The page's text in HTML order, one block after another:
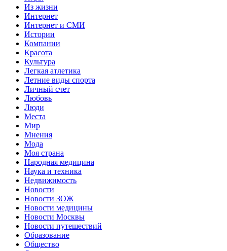
Из жизни
Интернет
Интернет и СМИ
Истории
Компании
Красота
Культура
Легкая атлетика
Летние виды спорта
Личный счет
Любовь
Люди
Места
Мир
Мнения
Мода
Моя страна
Народная медицина
Наука и техника
Недвижимость
Новости
Новости ЗОЖ
Новости медицины
Новости Москвы
Новости путешествий
Образование
Общество